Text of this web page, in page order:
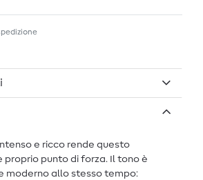
e ricco rende questo
proprio punto di forza. Il tono è
moderno allo stesso tempo: